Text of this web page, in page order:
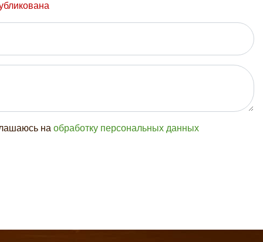
на обработку персональных данных